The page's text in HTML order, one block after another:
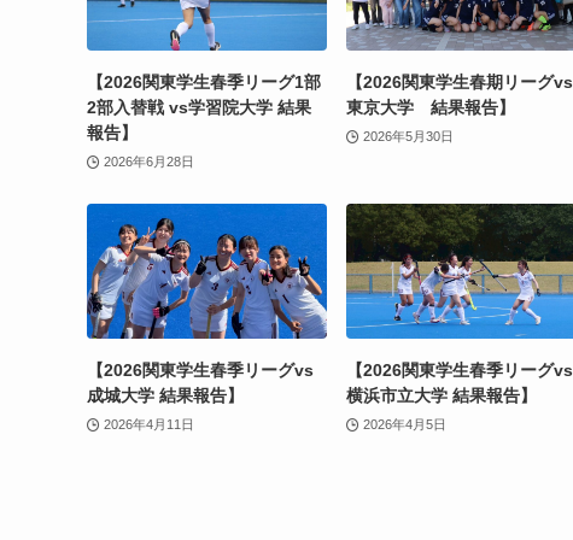
【2026関東学生春季リーグ1部
2部入替戦 vs学習院大学 結果
報告】
2026年6月28日
【2026関東学生春期リーグvs
東京大学 結果報告】
2026年5月30日
【2026関東学生春季リーグvs
成城大学 結果報告】
2026年4月11日
【2026関東学生春季リーグvs
横浜市立大学 結果報告】
2026年4月5日